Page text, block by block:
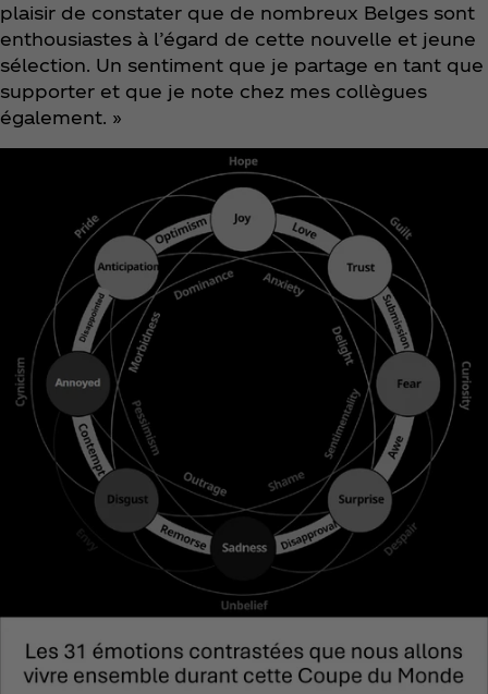
plaisir de constater que de nombreux Belges sont
enthousiastes à l’égard de cette nouvelle et jeune
sélection. Un sentiment que je partage en tant que
supporter et que je note chez mes collègues
également. »